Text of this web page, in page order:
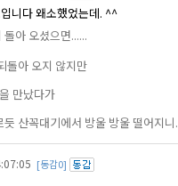
니다 왜소했었는데. ^^
아 오셨으면......
돌아 오지 않지만
만났다가
산꼭대기에서 방울 방울 떨어지니.
[동감0]